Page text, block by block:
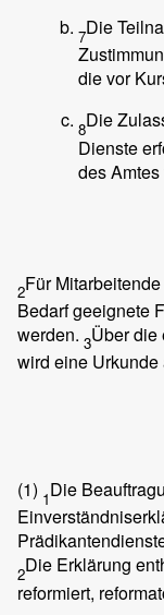
7Die
die vor
8Die
Dienste
des
2Für
Bedarf geeignete
werden. 3Über die
wird eine Urkunde
(1) 1Die
2Die Erklärung
reformiert,